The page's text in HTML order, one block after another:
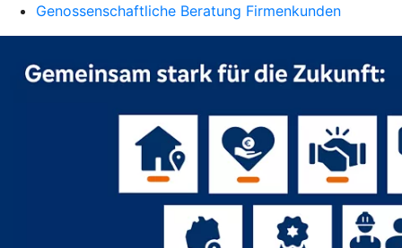
Genossenschaftliche Beratung Firmenkunden